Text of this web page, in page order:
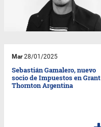
Mar28/01/2025
Sebastián Gamalero, nuevo
socio de Impuestos en Grant
Thornton Argentina